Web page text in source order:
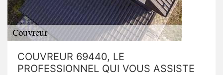
COUVREUR 69440, LE
PROFESSIONNEL QUI VOUS ASSISTE